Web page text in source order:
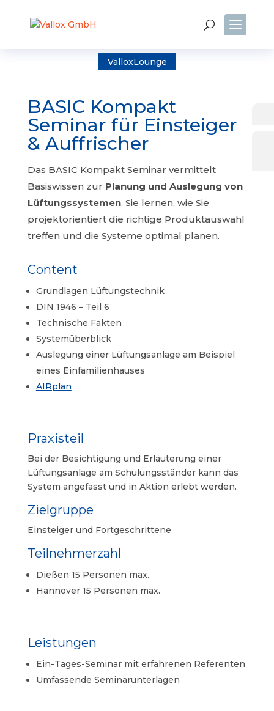
BASIC Kompakt
Seminar für Einsteiger
& Auffrischer
Das BASIC Kompakt Seminar vermittelt
Basiswissen zur Planung und Auslegung von
Lüftungssystemen. Sie lernen, wie Sie
projektorientiert die richtige Produktauswahl
treffen und die Systeme optimal planen.
Content
Grundlagen Lüftungstechnik
DIN 1946 – Teil 6
Technische Fakten
Systemüberblick
Auslegung einer Lüftungsanlage am Beispiel
eines Einfamilienhauses
AIRplan
Praxisteil
Bei der Besichtigung und Erläuterung einer
Lüftungsanlage am Schulungsständer kann das
System angefasst und in Aktion erlebt werden.
Zielgruppe
Einsteiger und Fortgeschrittene
Teilnehmerzahl
Dießen 15 Personen max.
Hannover 15 Personen max.
Leistungen
Ein-Tages-Seminar mit erfahrenen Referenten
Umfassende Seminarunterlagen
ValloxLounge